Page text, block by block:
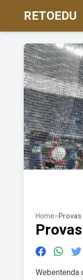
RETOEDU
Home>Provas
Webentenda